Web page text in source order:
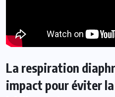
La respiration
impact pour éviter